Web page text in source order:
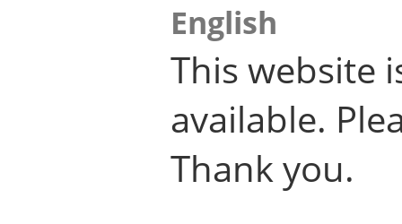
English
This website
available.
Thank you.